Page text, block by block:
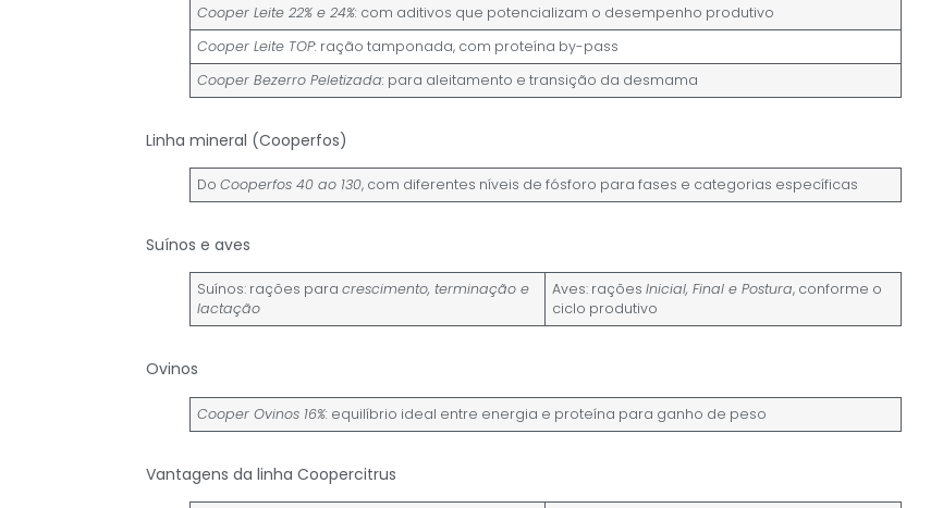
Cooper Leite 22% e 24%: com aditivos que potencializam o desempenho produtivo
Cooper Leite TOP: ração tamponada, com proteína by-pass
Cooper Bezerro Peletizada: para aleitamento e transição da desmama
Linha mineral (Cooperfos)
DoCooperfos 40 ao 130, com diferentes níveis de fósforo para fases e categorias específicas
Suínos e aves
Suínos: rações paracrescimento, terminação e
lactação
Aves: raçõesInicial, Final e Postura, conforme o
ciclo produtivo
Ovinos
Cooper Ovinos 16%: equilíbrio ideal entre energia e proteína para ganho de peso
Vantagens da linha Coopercitrus